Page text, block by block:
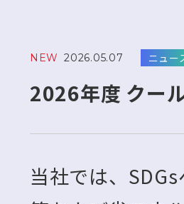
NEW 2026.05.07 ニュー
2026年度 クー
当社では、